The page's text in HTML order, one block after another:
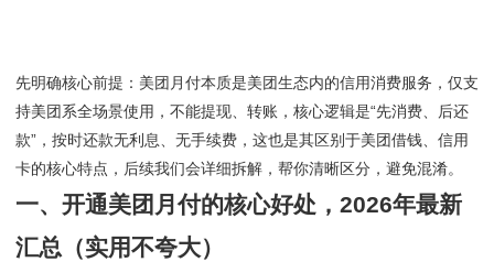
先明确核心前提：美团月付本质是美团生态内的信用消费服务，仅支
持美团系全场景使用，不能提现、转账，核心逻辑是“先消费、后还
款”，按时还款无利息、无手续费，这也是其区别于美团借钱、信用
卡的核心特点，后续我们会详细拆解，帮你清晰区分，避免混淆。
一、开通美团月付的核心好处，2026年最新
汇总（实用不夸大）